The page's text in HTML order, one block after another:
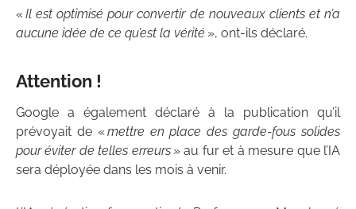
«Il est optimisé pour convertir de nouveaux clients et n’a
aucune idée de ce qu’est la vérité », ont-ils déclaré.
Attention !
Google a également déclaré à la publication qu’il
prévoyait de «mettre en place des garde-fous solides
pour éviter de telles erreurs» au fur et à mesure que l’IA
sera déployée dans les mois à venir.